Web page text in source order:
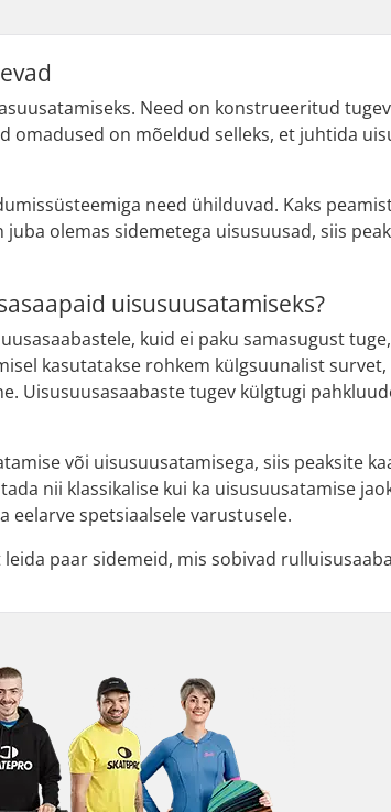
Need on konstrueeritud
omadused on mõeldud selleks, et juhtida
need ühilduvad. Kaks
olemas sidemetega uisusuusad, siis
uisusuusatamiseks?
kuid ei paku samasugust
kasutatakse rohkem külgsuunalist survet,
Uisusuusasaabaste tugev külgtugi
või uisusuusatamisega, siis peaksite
nii klassikalise kui ka uisusuusatamise
spetsiaalsele varustusele.
leida paar sidemeid, mis sobivad